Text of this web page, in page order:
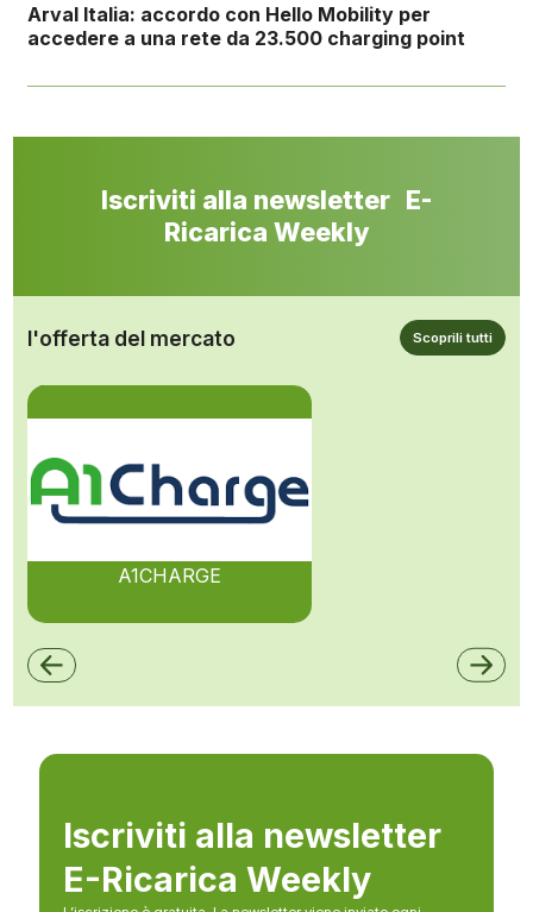
Arval Italia: accordo con Hello Mobility per
accedere a una rete da 23.500 charging point
Iscriviti alla newsletter E-
Ricarica Weekly
l'offerta del mercato Scoprili tutti
A1CHARGE
Iscriviti alla newsletter
E-Ricarica Weekly